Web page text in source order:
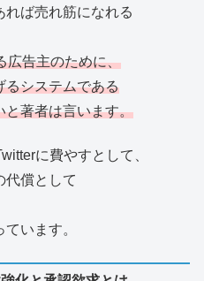
れば売れ筋になれる
広告主のために、
るシステムである
と著者は言います。
に費やすとして、
代償として
います。